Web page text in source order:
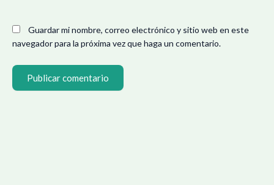
Guardar mi nombre, correo electrónico y sitio web en este
navegador para la próxima vez que haga un comentario.